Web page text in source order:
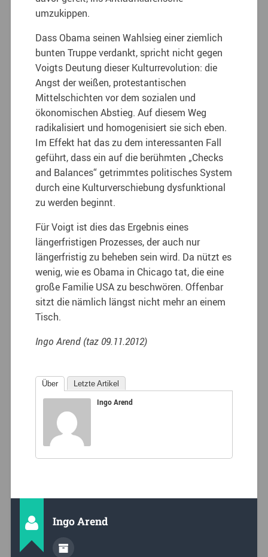
umzukippen.
Dass Obama seinen Wahlsieg einer ziemlich
bunten Truppe verdankt, spricht nicht gegen
Voigts Deutung dieser Kulturrevolution: die
Angst der weißen, protestantischen
Mittelschichten vor dem sozialen und
ökonomischen Abstieg. Auf diesem Weg
radikalisiert und homogenisiert sie sich eben.
Im Effekt hat das zu dem interessanten Fall
geführt, dass ein auf die berühmten „Checks
and Balances“ getrimmtes politisches System
durch eine Kulturverschiebung dysfunktional
zu werden beginnt.
Für Voigt ist dies das Ergebnis eines
längerfristigen Prozesses, der auch nur
längerfristig zu beheben sein wird. Da nützt es
wenig, wie es Obama in Chicago tat, die eine
große Familie USA zu beschwören. Offenbar
sitzt die nämlich längst nicht mehr an einem
Tisch.
Ingo Arend (taz 09.11.2012)
Über Letzte Artikel
Ingo Arend
Ingo Arend